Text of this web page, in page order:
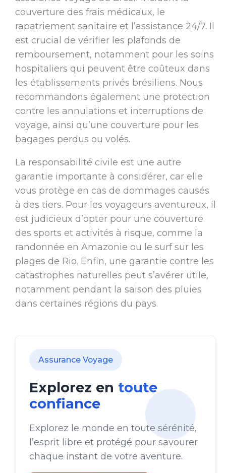
couverture des frais médicaux, le
rapatriement sanitaire et l’assistance 24/7. Il
est crucial de vérifier les plafonds de
remboursement, notamment pour les soins
hospitaliers qui peuvent être coûteux dans
les établissements privés brésiliens. Nous
recommandons également une protection
contre les annulations et interruptions de
voyage, ainsi qu’une couverture pour les
bagages perdus ou volés.
La responsabilité civile est une autre
garantie importante à considérer, car elle
vous protège en cas de dommages causés
à des tiers. Pour les voyageurs aventureux, il
est judicieux d’opter pour une couverture
des sports et activités à risque, comme la
randonnée en Amazonie ou le surf sur les
plages de Rio. Enfin, une garantie contre les
catastrophes naturelles peut s’avérer utile,
notamment pendant la saison des pluies
dans certaines régions du pays.
Assurance Voyage
Explorez en toute
confiance
Explorez le monde en toute sérénité,
l’esprit libre et protégé pour savourer
chaque instant de votre aventure.